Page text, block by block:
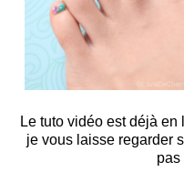
Le tuto vidéo est déjà en
je vous laisse regarder
pas